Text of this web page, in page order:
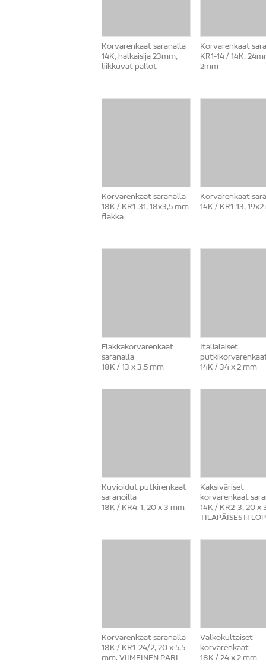
Korvarenkaat saranalla
14K, halkaisija 23mm,
liikkuvat pallot
Korvarenkaat
KR1-14 / 14K,
2mm
Korvarenkaat saranalla
18K / KR1-31, 18x3,5 mm
flakka
Korvarenkaat
14K / KR1-13,
Flakkakorvarenkaat
saranalla
18K / 13 x 3,5 mm
Italialaiset
14K / 34 x 2 mm
Kuvioidut putkirenkaat
saranoilla
18K / KR4-1, 20 x 3 mm
Kaksiväriset
korvarenkaat
14K / KR2-3, 20 x
TILAPÄISESTI
Korvarenkaat saranalla
18K / KR1-24/2, 20 x 5,5
mm. VIIMEINEN PARI
Valkokultaiset
korvarenkaat
18K / 24 x 2 mm